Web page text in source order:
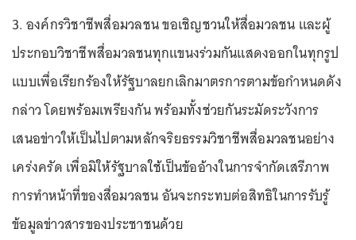
3. องค์กรวิชาชีพสื่อมวลชน ขอเชิญชวนให้สื่อมวลชน และผู้
ประกอบวิชาชีพสื่อมวลชนทุกแขนงร่วมกันแสดงออกในทุกรูป
แบบเพื่อเรียกร้องให้รัฐบาลยกเลิกมาตรการตามข้อกำหนดดัง
กล่าว โดยพร้อมเพรียงกัน พร้อมทั้งช่วยกันระมัดระวังการ
เสนอข่าวให้เป็นไปตามหลักจริยธรรมวิชาชีพสื่อมวลชนอย่าง
เคร่งครัด เพื่อมิให้รัฐบาลใช้เป็นข้ออ้างในการจำกัดเสรีภาพ
การทำหน้าที่ของสื่อมวลชน อันจะกระทบต่อสิทธิในการรับรู้
ข้อมูลข่าวสารของประชาชนด้วย